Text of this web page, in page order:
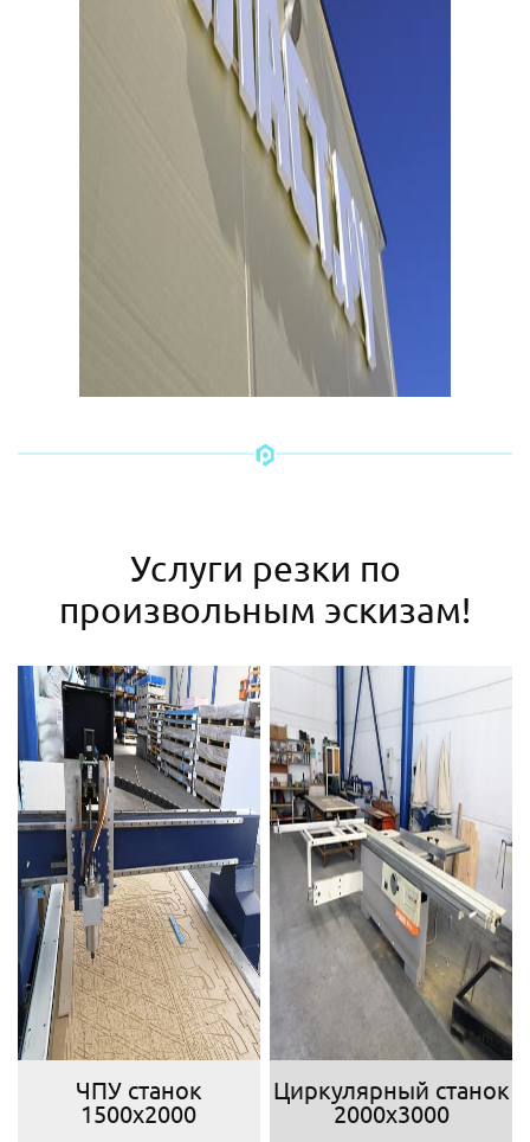
Услуги резки по
произвольным эскизам!
ЧПУ станок
1500х2000
Циркулярный станок
2000х3000